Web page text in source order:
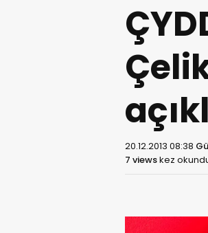
20.12.2013 08:38
7 viewskez